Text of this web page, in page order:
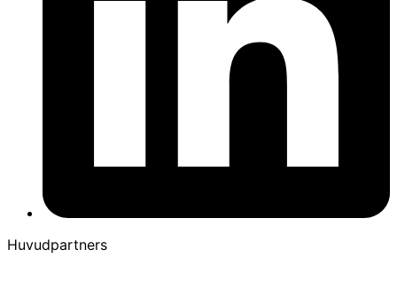
Huvudpartners